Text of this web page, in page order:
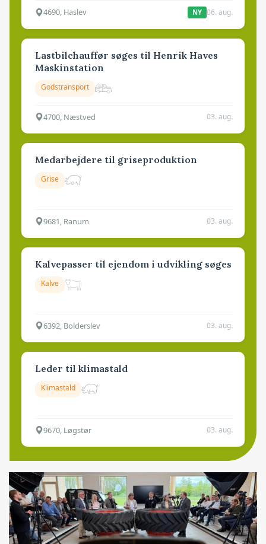
4690, Haslev NY 06. aug.
Lastbilchauffør søges til Henrik Haves
Maskinstation
Godstransport
4700, Næstved 03. aug.
Medarbejdere til griseproduktion
Grise
9681, Ranum 03. aug.
Kalvepasser til ejendom i udvikling søges
Kalve
6392, Bolderslev 03. aug.
Leder til klimastald
Klimastald
9670, Løgstør 03. aug.